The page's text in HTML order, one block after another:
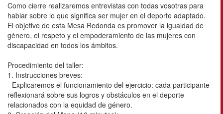
Como cierre realizaremos entrevistas con todas vosotras para
hablar sobre lo que significa ser mujer en el deporte adaptado.
El objetivo de esta Mesa Redonda es promover la igualdad de
género, el respeto y el empoderamiento de las mujeres con
discapacidad en todos los ámbitos.
Procedimiento del taller:
1. Instrucciones breves:
- Explicaremos el funcionamiento del ejercicio: cada participante
reflexionará sobre sus logros y obstáculos en el deporte
relacionados con la equidad de género.